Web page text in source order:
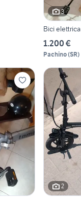
3
Bici elettrica
1.200 €
Pachino(SR)
2